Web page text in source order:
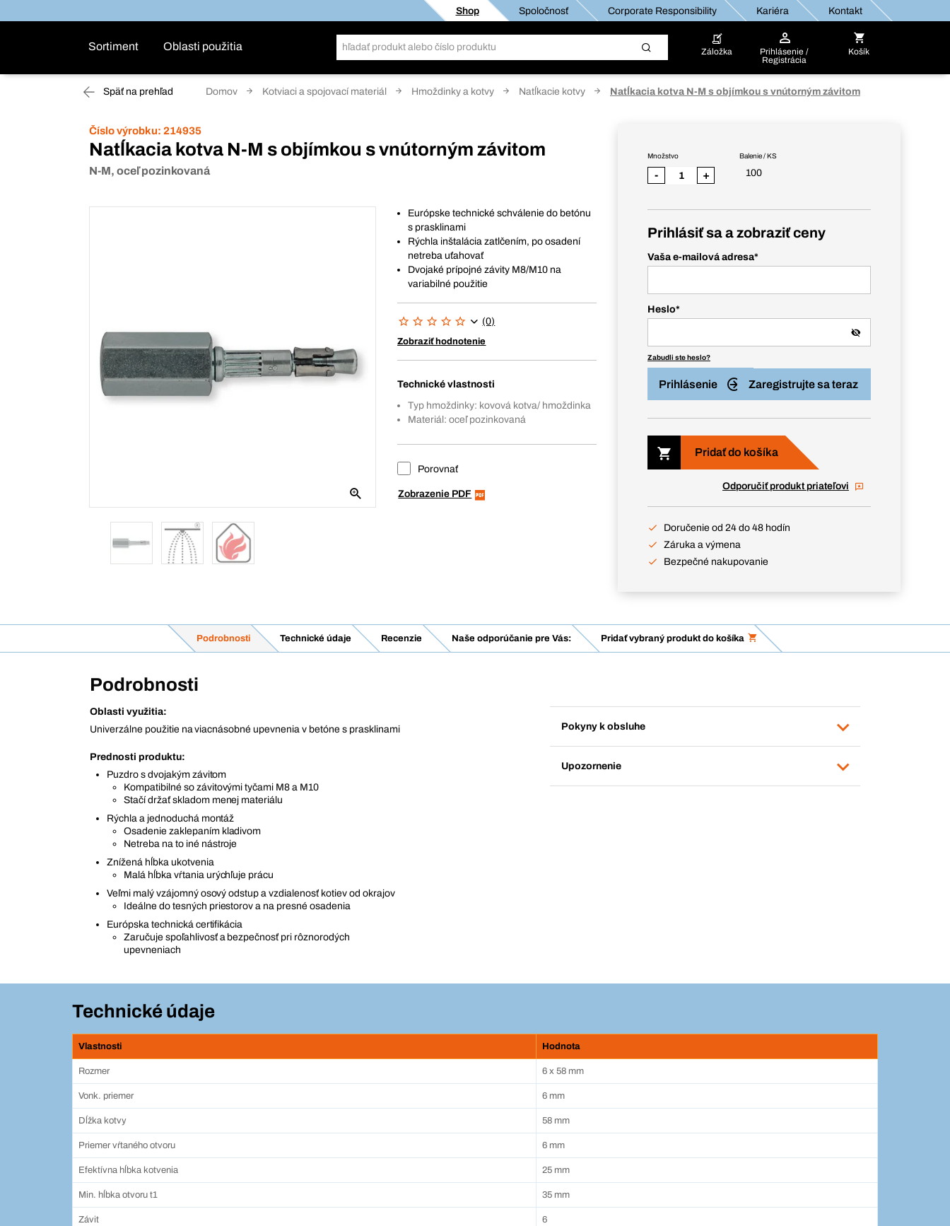
Shop Spoločnosť Corporate Responsibility Kariéra Kontakt
Sortiment Oblasti použitia Záložka
Prihlásenie /
Registrácia
Košík
Späť na prehľad Domov Kotviaci a spojovací materiál Hmoždinky a kotvy Natĺkacie kotvy Natĺkacia kotva N-M s objímkou s vnútorným závitom
Číslo výrobku: 214935
Natĺkacia kotva N-M s objímkou s vnútorným závitom
N-M, oceľ pozinkovaná
Európske technické schválenie do betónu
s prasklinami
Rýchla inštalácia zatlčením, po osadení
netreba uťahovať
Dvojaké prípojné závity M8/M10 na
variabilné použitie
(0)
Zobraziť hodnotenie
Technické vlastnosti
Typ hmoždinky: kovová kotva/ hmoždinka
Materiál: oceľ pozinkovaná
Porovnať
Zobrazenie PDF
Balenie / KS
100
Množstvo
- +
Prihlásiť sa a zobraziť ceny
Vaša e-mailová adresa*
Heslo*
Zabudli ste heslo?
Prihlásenie Zaregistrujte sa teraz
Pridať do košíka
Odporučiť produkt priateľovi
Doručenie od 24 do 48 hodín
Záruka a výmena
Bezpečné nakupovanie
Podrobnosti Technické údaje Recenzie Naše odporúčanie pre Vás: Pridať vybraný produkt do košíka
Podrobnosti
Oblasti využitia:
Univerzálne použitie na viacnásobné upevnenia v betóne s prasklinami
Prednosti produktu:
Puzdro s dvojakým závitom
Kompatibilné so závitovými tyčami M8 a M10
Stačí držať skladom menej materiálu
Rýchla a jednoduchá montáž
Osadenie zaklepaním kladivom
Netreba na to iné nástroje
Znížená hĺbka ukotvenia
Malá hĺbka vŕtania urýchľuje prácu
Veľmi malý vzájomný osový odstup a vzdialenosť kotiev od okrajov
Ideálne do tesných priestorov a na presné osadenia
Európska technická certifikácia
Zaručuje spoľahlivosť a bezpečnosť pri rôznorodých
upevneniach
Pokyny k obsluhe
Upozornenie
Technické údaje
Vlastnosti Hodnota
Rozmer 6 x 58 mm
Vonk. priemer 6 mm
Dĺžka kotvy 58 mm
Priemer vŕtaného otvoru 6 mm
Efektívna hĺbka kotvenia 25 mm
Min. hĺbka otvoru t1 35 mm
Závit 6